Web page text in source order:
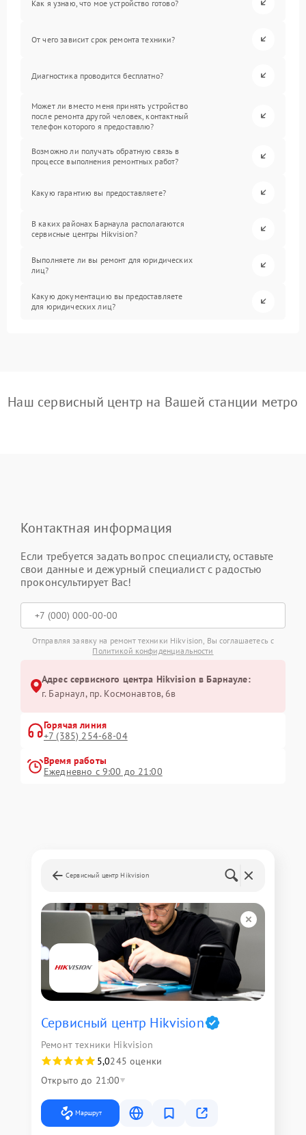
Как я узнаю, что мое устройство готово?
От чего зависит срок ремонта техники?
Диагностика проводится бесплатно?
Может ли вместо меня принять устройство
после ремонта другой человек, контактный
телефон которого я предоставлю?
Возможно ли получать обратную связь в
процессе выполнения ремонтных работ?
Какую гарантию вы предоставляете?
В каких районах Барнаула располагаются
сервисные центры Hikvision?
Выполняете ли вы ремонт для юридических
лиц?
Какую документацию вы предоставляете
для юридических лиц?
Наш сервисный центр на Вашей станции метро
Контактная информация
Если требуется задать вопрос специалисту, оставьте
свои данные и дежурный специалист с радостью
проконсультирует Вас!
Отправляя заявку на ремонт техники Hikvision, Вы соглашаетесь с
Политикой конфиденциальности
Адрес сервисного центра Hikvision в Барнауле:
г. Барнаул, ​пр. Космонавтов, 6в
Горячая линия
+7 (385) 254-68-04
Время работы
Ежедневно с 9:00 до 21:00
Сервисный центр Hikvision
Сервисный центр Hikvision
Ремонт техники Hikvision
5,0245 оценки
Открыто до 21:00
Маршрут